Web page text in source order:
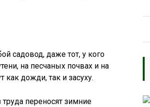
садовод, даже тот, у кого
на песчаных почвах и на
как дожди, так и засуху.
переносят зимние